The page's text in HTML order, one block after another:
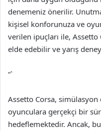
denemeniz önerilir.
kişisel konforunuza ve
verilen ipuçları ile,
elde edebilir ve yarış
“`
Assetto Corsa, simülasyon
oyunculara gerçekçi bir
hedeflemektedir. Ancak,